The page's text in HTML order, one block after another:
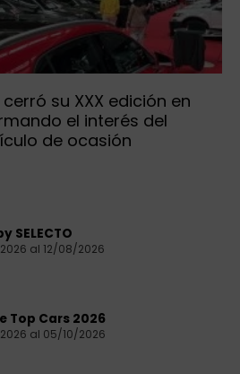
su XXX edición en
el interés del
de ocasión
SELECTO
al 12/08/2026
Top Cars 2026
al 05/10/2026